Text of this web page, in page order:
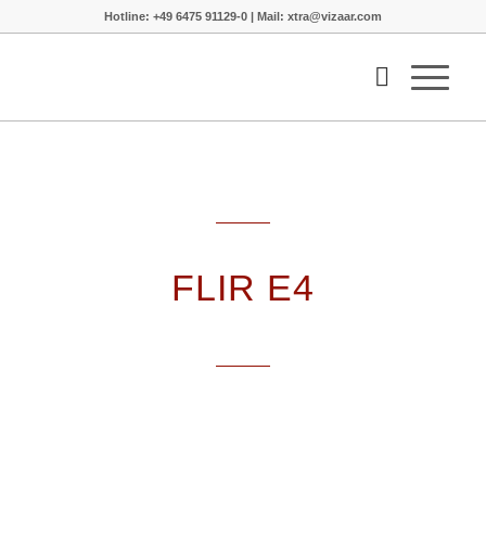
Hotline: +49 6475 91129-0 | Mail: xtra@vizaar.com
FLIR E4